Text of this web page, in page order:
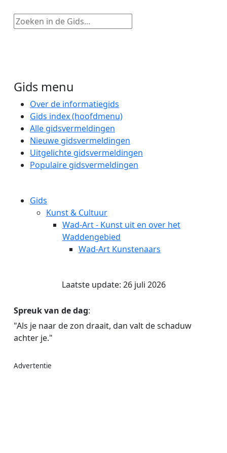
Zoeken in de Gids...
Gids menu
Over de informatiegids
Gids index (hoofdmenu)
Alle gidsvermeldingen
Nieuwe gidsvermeldingen
Uitgelichte gidsvermeldingen
Populaire gidsvermeldingen
Gids
Kunst & Cultuur
Wad-Art - Kunst uit en over het
Waddengebied
Wad-Art Kunstenaars
Laatste update: 26 juli 2026
Spreuk van de dag:
"Als je naar de zon draait, dan valt de schaduw
achter je."
Advertentie